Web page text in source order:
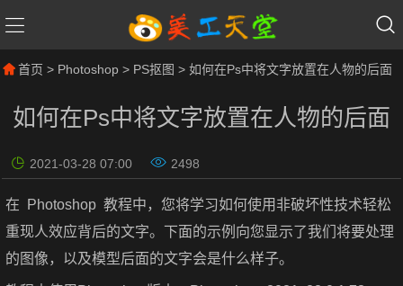
首页 > Photoshop > PS抠图 > 如何在Ps中将文字放置在人物的后面
如何在Ps中将文字放置在人物的后面
2021-03-28 07:00 2498
在 Photoshop 教程中，您将学习如何使用非破坏性技术轻松
重现人效应背后的文字。下面的示例向您显示了我们将要处理
的图像，以及模型后面的文字会是什么样子。